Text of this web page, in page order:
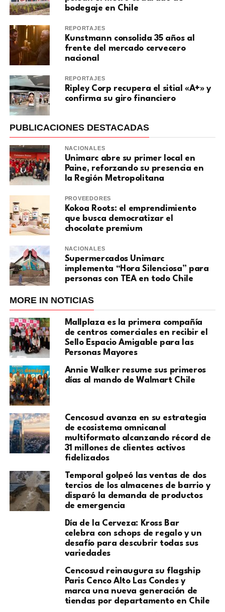
bodegaje en Chile
REPORTAJES
Kunstmann consolida 35 años al
frente del mercado cervecero
nacional
REPORTAJES
Ripley Corp recupera el sitial «A+» y
confirma su giro financiero
PUBLICACIONES DESTACADAS
NACIONALES
Unimarc abre su primer local en
Paine, reforzando su presencia en
la Región Metropolitana
PROVEEDORES
Kokoa Roots: el emprendimiento
que busca democratizar el
chocolate premium
NACIONALES
Supermercados Unimarc
implementa “Hora Silenciosa” para
personas con TEA en todo Chile
MORE IN NOTICIAS
Mallplaza es la primera compañía
de centros comerciales en recibir el
Sello Espacio Amigable para las
Personas Mayores
Annie Walker resume sus primeros
días al mando de Walmart Chile
Cencosud avanza en su estrategia
de ecosistema omnicanal
multiformato alcanzando récord de
31 millones de clientes activos
fidelizados
Temporal golpeó las ventas de dos
tercios de los almacenes de barrio y
disparó la demanda de productos
de emergencia
Día de la Cerveza: Kross Bar
celebra con schops de regalo y un
desafío para descubrir todas sus
variedades
Cencosud reinaugura su flagship
Paris Cenco Alto Las Condes y
marca una nueva generación de
tiendas por departamento en Chile